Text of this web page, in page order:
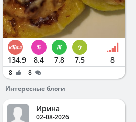
134.9 8.4 7.8 7.5 8
8
8
Интересные блоги
Ирина
02-08-2026